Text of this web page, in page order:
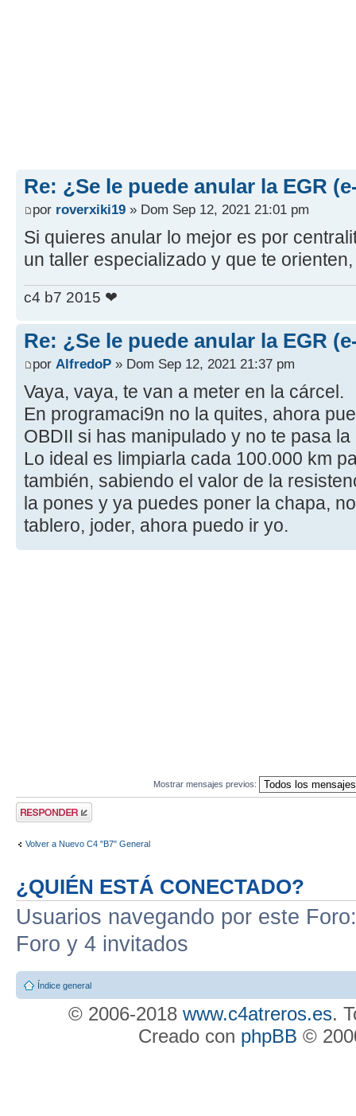
Re: ¿Se le puede anular la EGR
por roverxiki19 » Dom Sep 12, 2021 21:01 pm
Si quieres anular lo mejor es por
un taller especializado y que te
c4 b7 2015 ❤
Re: ¿Se le puede anular la EGR
por AlfredoP » Dom Sep 12, 2021 21:37 pm
Vaya, vaya, te van a meter en la cárcel.
En programaci9n no la quites, ahora
OBDII si has manipulado y no te pasa la
Lo ideal es limpiarla cada 100.000 km
también, sabiendo el valor de la
la pones y ya puedes poner la chapa,
tablero, joder, ahora puedo ir yo.
Mostrar mensajes previos:
Publicar una
respuesta
Volver a Nuevo C4 "B7" General
¿QUIÉN ESTÁ CONECTADO?
Usuarios navegando por este
Foro y 4 invitados
Índice general
© 2006-2018 www.c4atreros.es.
Creado con phpBB ©